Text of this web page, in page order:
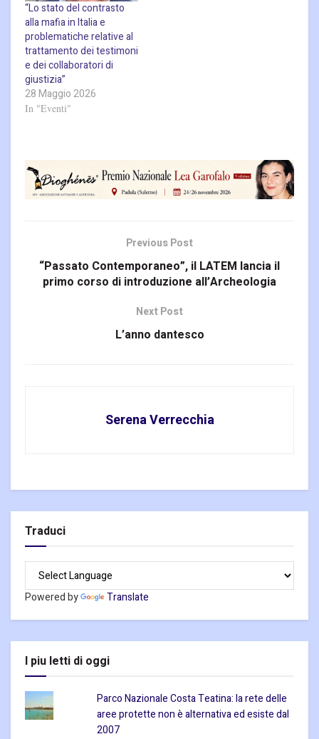
“Lo stato del contrasto
alla mafia in Italia e
problematiche relative al
trattamento dei testimoni
e dei collaboratori di
giustizia”
28 Maggio 2026
In "Eventi"
Previous Post
“Passato Contemporaneo”, il LATEM lancia il
primo corso di introduzione all’Archeologia
Next Post
L’anno dantesco
Serena Verrecchia
Traduci
Powered by Translate
I piu letti di oggi
Parco Nazionale Costa Teatina: la rete delle
aree protette non è alternativa ed esiste dal
2007